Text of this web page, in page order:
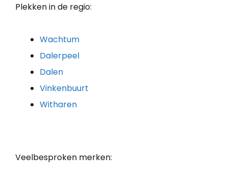
Plekken in de regio:
Wachtum
Dalerpeel
Dalen
Vinkenbuurt
Witharen
Veelbesproken merken: